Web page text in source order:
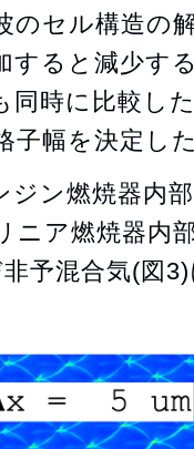
のセル構造の
すると減少す
同時に比較し
子幅を決定し
ジン燃焼器内
ニア燃焼器内
予混合気(図